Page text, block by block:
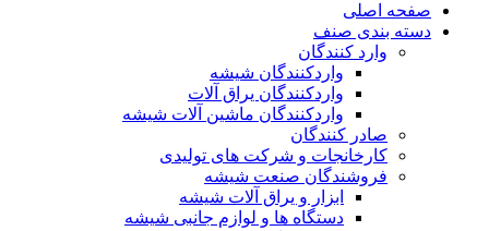
صفحه اصلی
دسته بندی صنف
وارد کنندگان
واردکنندگان شیشه
واردکنندگان یراق آلات
واردکنندگان ماشین آلات شیشه
صادر کنندگان
کارخانجات و شرکت های تولیدی
فروشندگان صنعت شیشه
ابزار و یراق آلات شیشه
دستگاه ها و لوازم جانبی شیشه